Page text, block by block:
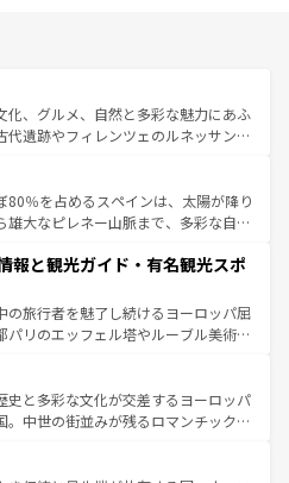
化、グルメ、自然と多彩な魅力にあふ
代遺跡やフィレンツェのルネッサンス
美しい田園風景やアマルフィ海岸の絶
見逃せない。観光の合間には、本場の
絶品のイタリア料理を堪能することも
アで、忘れられない旅をしてみよう！
情報は
80％を占めるスペインは、太陽が降り
雄大なピレネー山脈まで、多彩な自然
では、情熱的なフラメンコ、熱気あふ
味しいタパスが生活の一部となってい
の洗練された雰囲気や、バルセロナの
から、地方では古代ローマ遺跡や中世
風土や気候が異なるスペインはその個
性で訪れる人を魅了する。 なお、新着のスペイン情報は コ
してほしい。
報と観光ガイド・有名観光スポ
の旅行者を魅了し続けるヨーロッパ屈
パリのエッフェル塔やルーブル美術館
まっている。華麗な宮殿、歴史的な大
、そして豊かな自然が、訪れる者を心
、フランスは美食の国としても知ら
祥地であるランス、プロヴァンスの
史と多彩な文化が交差するヨーロッパ
。中世の街並みが残るロマンチック街
こを歩いても飽きることがない。ベ